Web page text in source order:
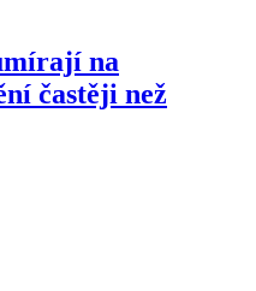
na
častěji než